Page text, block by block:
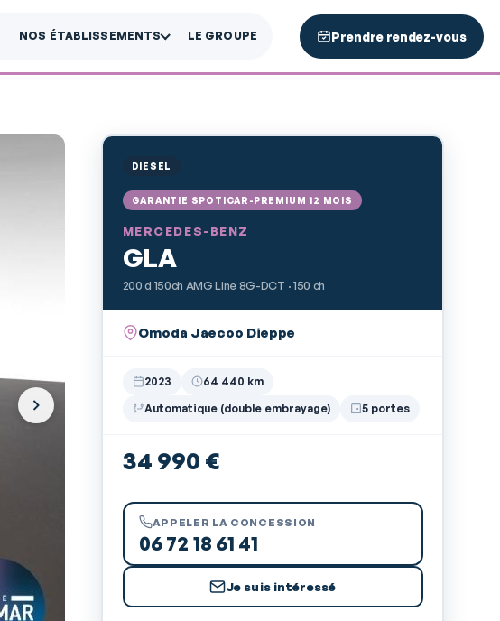
NOS ÉTABLISSEMENTS LE GROUPE Prendre rendez-vous
DIESEL
GARANTIE SPOTICAR-PREMIUM 12 MOIS
MERCEDES-BENZ
GLA
200 d 150ch AMG Line 8G-DCT · 150 ch
Omoda Jaecoo Dieppe
2023
64 440 km
Automatique (double embrayage)
5 portes
34 990 €
APPELER LA CONCESSION
06 72 18 61 41
Je suis intéressé